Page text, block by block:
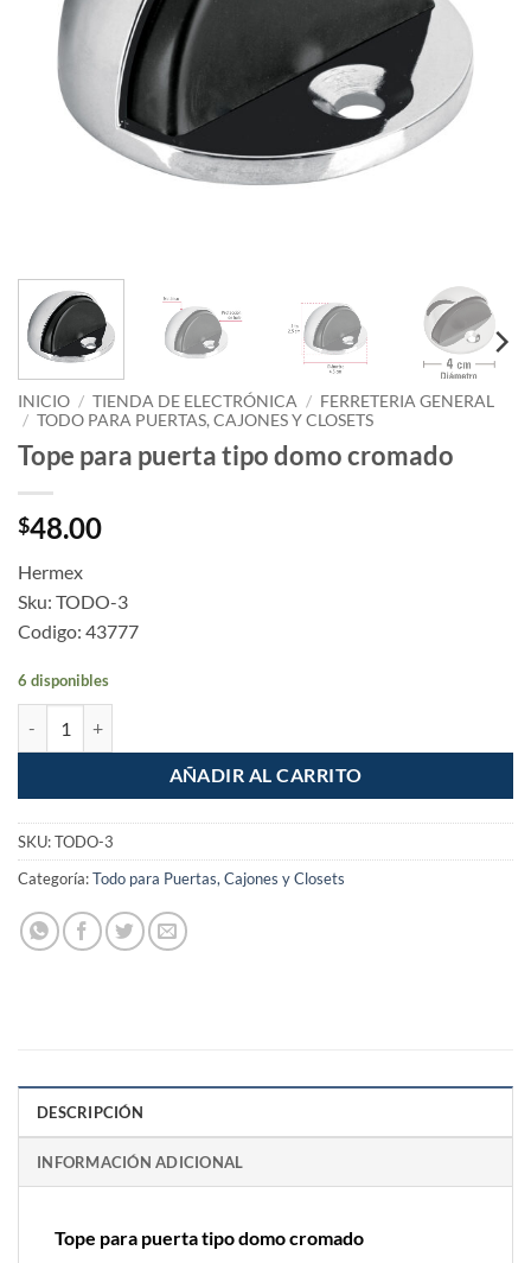
INICIO / TIENDA DE ELECTRÓNICA / FERRETERIA GENERAL
/ TODO PARA PUERTAS, CAJONES Y CLOSETS
Tope para puerta tipo domo cromado
$48.00
Hermex
Sku: TODO-3
Codigo: 43777
6 disponibles
AÑADIR AL CARRITO
SKU:TODO-3
Categoría:Todo para Puertas, Cajones y Closets
DESCRIPCIÓN
INFORMACIÓN ADICIONAL
Tope para puerta tipo domo cromado